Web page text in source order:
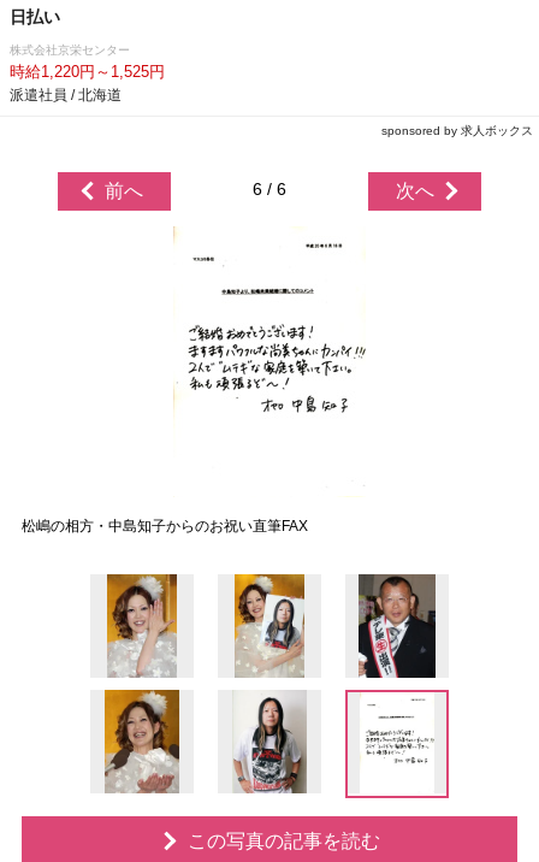
日払い
株式会社京栄センター
時給1,220円～1,525円
派遣社員 / 北海道
sponsored by 求人ボックス
前へ 6 / 6 次へ
松嶋の相方・中島知子からのお祝い直筆FAX
この写真の記事を読む